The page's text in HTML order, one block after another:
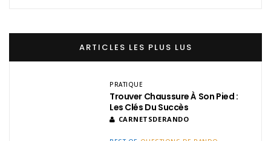
ARTICLES LES PLUS LUS
PRATIQUE
Trouver Chaussure À Son Pied :
Les Clés Du Succès
CARNETSDERANDO